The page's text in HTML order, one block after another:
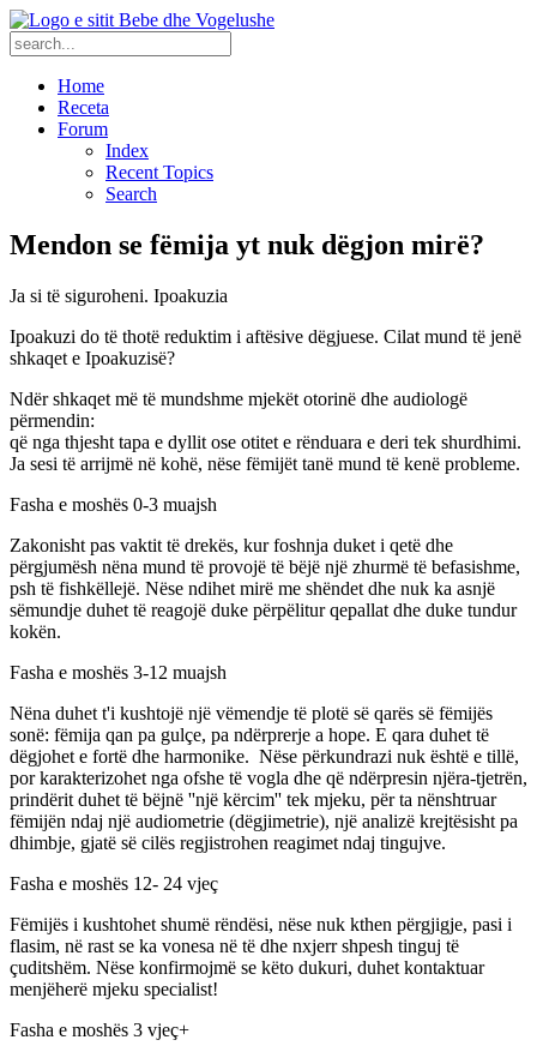
Home
Receta
Forum
Index
Recent Topics
Search
Mendon se fëmija yt nuk dëgjon mirë?
Ja si të siguroheni. Ipoakuzia
Ipoakuzi do të thotë reduktim i aftësive dëgjuese. Cilat mund të jenë
shkaqet e Ipoakuzisë?
Ndër shkaqet më të mundshme mjekët otorinë dhe audiologë
përmendin:
që nga thjesht tapa e dyllit ose otitet e rënduara e deri tek shurdhimi.
Ja sesi të arrijmë në kohë, nëse fëmijët tanë mund të kenë probleme.
Fasha e moshës 0-3 muajsh
Zakonisht pas vaktit të drekës, kur foshnja duket i qetë dhe
përgjumësh nëna mund të provojë të bëjë një zhurmë të befasishme,
psh të fishkëllejë. Nëse ndihet mirë me shëndet dhe nuk ka asnjë
sëmundje duhet të reagojë duke përpëlitur qepallat dhe duke tundur
kokën.
Fasha e moshës 3-12 muajsh
Nëna duhet t'i kushtojë një vëmendje të plotë së qarës së fëmijës
sonë: fëmija qan pa gulçe, pa ndërprerje a hope. E qara duhet të
dëgjohet e fortë dhe harmonike. Nëse përkundrazi nuk është e tillë,
por karakterizohet nga ofshe të vogla dhe që ndërpresin njëra-tjetrën,
prindërit duhet të bëjnë ''një kërcim'' tek mjeku, për ta nënshtruar
fëmijën ndaj një audiometrie (dëgjimetrie), një analizë krejtësisht pa
dhimbje, gjatë së cilës regjistrohen reagimet ndaj tingujve.
Fasha e moshës 12- 24 vjeç
Fëmijës i kushtohet shumë rëndësi, nëse nuk kthen përgjigje, pasi i
flasim, në rast se ka vonesa në të dhe nxjerr shpesh tinguj të
çuditshëm. Nëse konfirmojmë se këto dukuri, duhet kontaktuar
menjëherë mjeku specialist!
Fasha e moshës 3 vjeç+